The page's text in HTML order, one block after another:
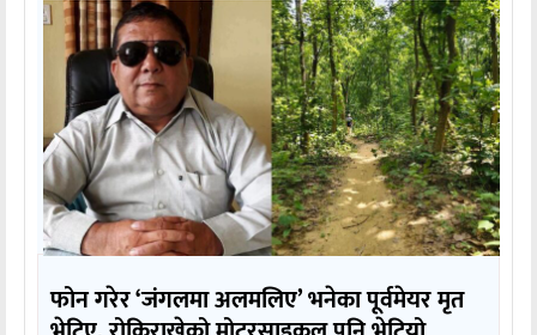
फोन गरेर ‘जंगलमा अलमलिए’ भनेका पूर्वमेयर मृत